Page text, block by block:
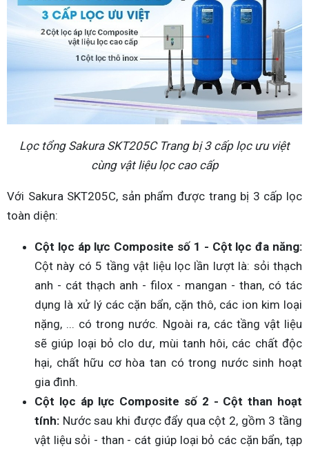
Lọc tổng Sakura SKT205C Trang bị 3 cấp lọc ưu việt
cùng vật liệu lọc cao cấp
Với Sakura SKT205C, sản phẩm được trang bị 3 cấp lọc
toàn diện:
Cột lọc áp lực Composite số 1 - Cột lọc đa năng:
Cột này có 5 tầng vật liệu lọc lần lượt là: sỏi thạch
anh - cát thạch anh - filox - mangan - than, có tác
dụng là xử lý các cặn bẩn, cặn thô, các ion kim loại
nặng, ... có trong nước. Ngoài ra, các tầng vật liệu
sẽ giúp loại bỏ clo dư, mùi tanh hôi, các chất độc
hại, chất hữu cơ hòa tan có trong nước sinh hoạt
gia đình.
Cột lọc áp lực Composite số 2 - Cột than hoạt
tính: Nước sau khi được đẩy qua cột 2, gồm 3 tầng
vật liệu sỏi - than - cát giúp loại bỏ các cặn bẩn, tạp